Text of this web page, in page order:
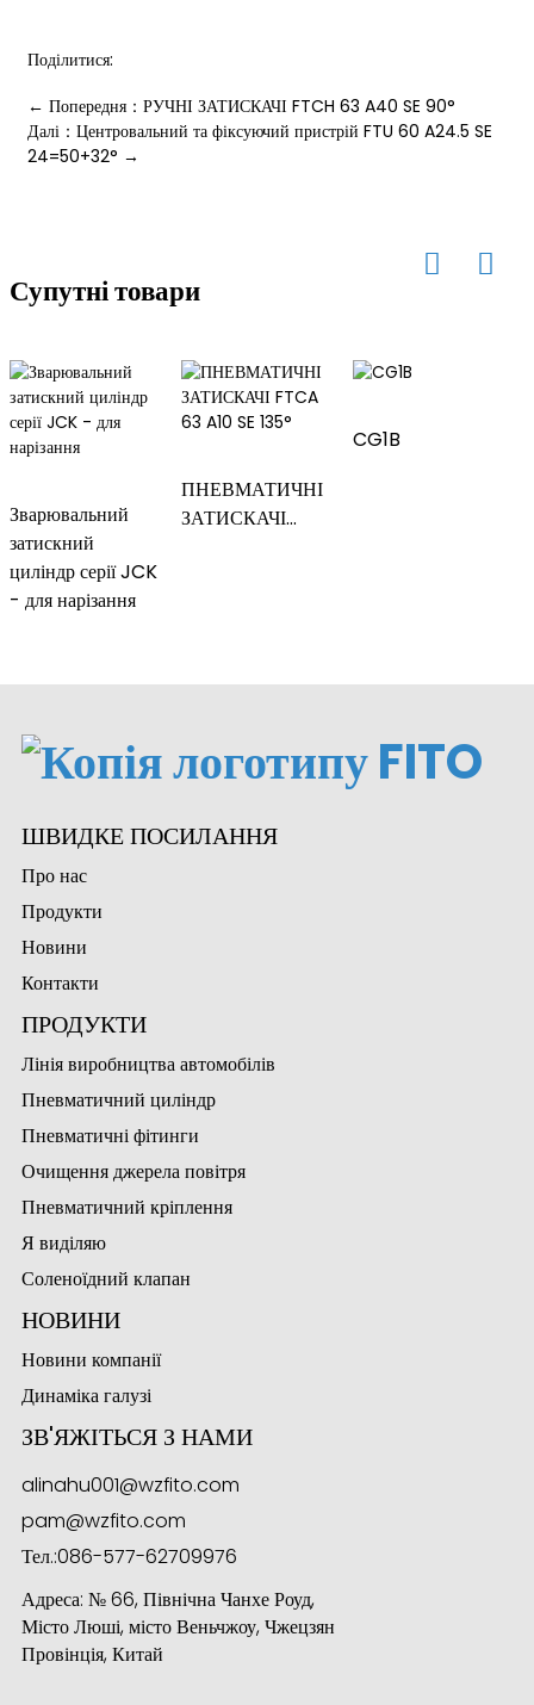
Поділитися:
← Попередня：РУЧНІ ЗАТИСКАЧІ FTCH 63 A40 SE 90°
Далі：Центровальний та фіксуючий пристрій FTU 60 A24.5 SE
24=50+32° →
Супутні товари
Зварювальний
затискний
циліндр серії JCK
- для нарізання
ПНЕВМАТИЧНІ
ЗАТИСКАЧІ
CG1B
ШВИДКЕ ПОСИЛАННЯ
Про нас
Продукти
Новини
Контакти
ПРОДУКТИ
Лінія виробництва автомобілів
Пневматичний циліндр
Пневматичні фітинги
Очищення джерела повітря
Пневматичний кріплення
Я виділяю
Соленоїдний клапан
НОВИНИ
Новини компанії
Динаміка галузі
ЗВ'ЯЖІТЬСЯ З НАМИ
alinahu001@wzfito.com
pam@wzfito.com
Тел.:086-577-62709976
Адреса: № 66, Північна Чанхе Роуд,
Місто Люші, місто Веньчжоу, Чжецзян
Провінція, Китай